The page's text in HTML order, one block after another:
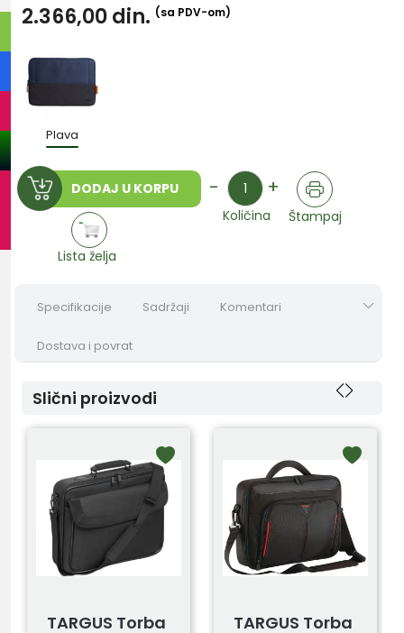
2.366,00din. (sa PDV-om)
Plava
DODAJ U KORPU - Količina +
Količina Štampaj
Lista želja
Specifikacije Sadržaji Komentari
Dostava i povrat
Slični proizvodi
TARGUS Torba
TARGUS Torba